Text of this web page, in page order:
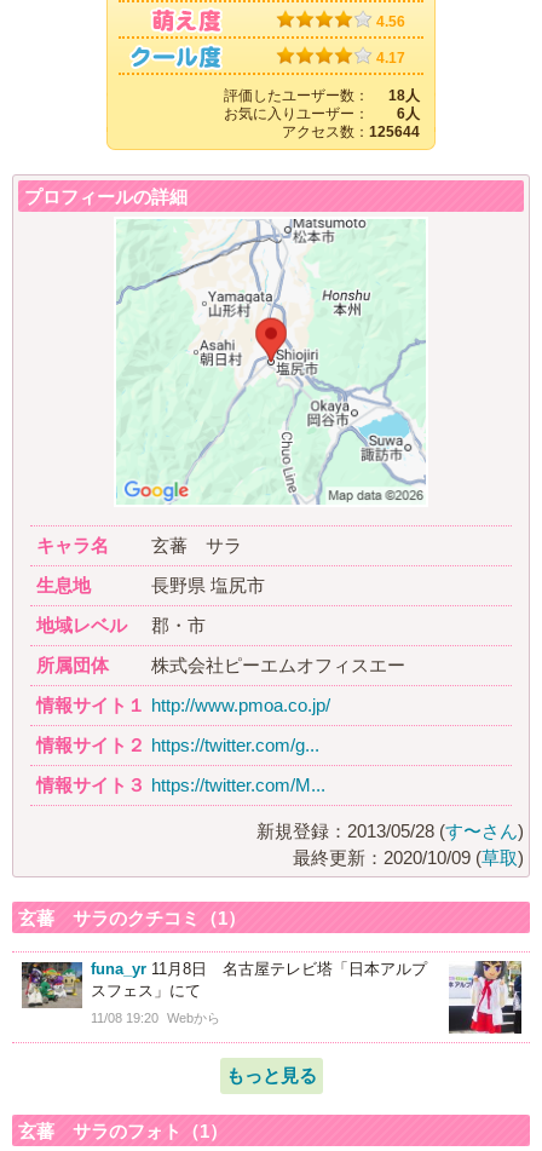
4.56
4.17
評価したユーザー数：
18人
お気に入りユーザー：
6人
アクセス数： 125644
プロフィールの詳細
キャラ名
玄蕃 サラ
生息地
長野県 塩尻市
地域レベル
郡・市
所属団体
株式会社ピーエムオフィスエー
情報サイト１ http://www.pmoa.co.jp/
情報サイト２ https://twitter.com/g...
情報サイト３ https://twitter.com/M...
新規登録：2013/05/28 (す〜さん)
最終更新：2020/10/09 (草取)
玄蕃 サラのクチコミ（1）
funa_yr 11月8日 名古屋テレビ塔「日本アルプ
スフェス」にて
11/08 19:20 Webから
もっと見る
玄蕃 サラのフォト（1）